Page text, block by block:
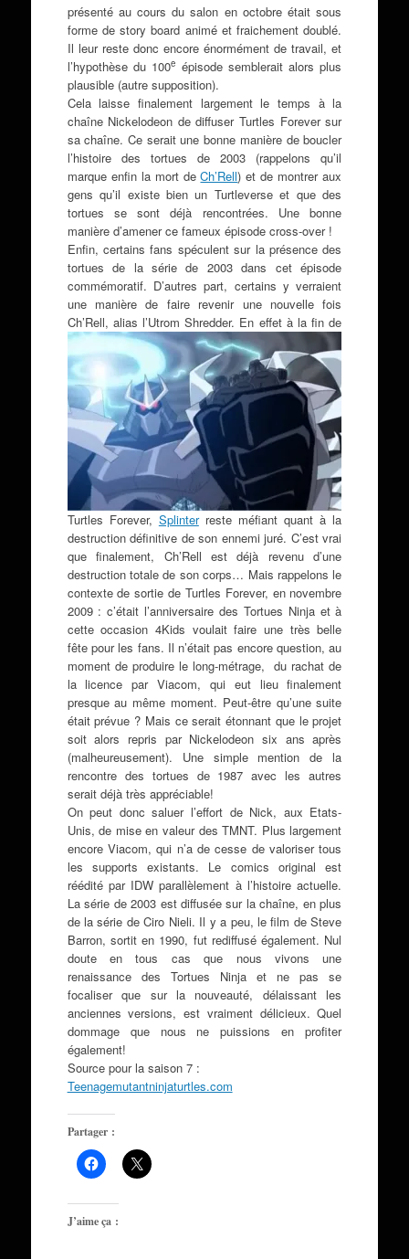
présenté au cours du salon en octobre était sous
forme de story board animé et fraichement doublé.
Il leur reste donc encore énormément de travail, et
l’hypothèse du 100e épisode semblerait alors plus
plausible (autre supposition).
Cela laisse finalement largement le temps à la
chaîne Nickelodeon de diffuser Turtles Forever sur
sa chaîne. Ce serait une bonne manière de boucler
l’histoire des tortues de 2003 (rappelons qu’il
marque enfin la mort deCh’Rell) et de montrer aux
gens qu’il existe bien un Turtleverse et que des
tortues se sont déjà rencontrées. Une bonne
manière d’amener ce fameux épisode cross-over !
Enfin, certains fans spéculent sur la présence des
tortues de la série de 2003 dans cet épisode
commémoratif. D’autres part, certains y verraient
une manière de faire revenir une nouvelle fois
Ch’Rell, alias l’Utrom Shredder. En effet à la fin de
Turtles Forever, Splinterreste méfiant quant à la
destruction définitive de son ennemi juré. C’est vrai
que finalement, Ch’Rell est déjà revenu d’une
destruction totale de son corps… Mais rappelons le
contexte de sortie de Turtles Forever, en novembre
2009 : c’était l’anniversaire des Tortues Ninja et à
cette occasion 4Kids voulait faire une très belle
fête pour les fans. Il n’était pas encore question, au
moment de produire le long-métrage, du rachat de
la licence par Viacom, qui eut lieu finalement
presque au même moment. Peut-être qu’une suite
était prévue ? Mais ce serait étonnant que le projet
soit alors repris par Nickelodeon six ans après
(malheureusement). Une simple mention de la
rencontre des tortues de 1987 avec les autres
serait déjà très appréciable!
On peut donc saluer l’effort de Nick, aux Etats-
Unis, de mise en valeur des TMNT. Plus largement
encore Viacom, qui n’a de cesse de valoriser tous
les supports existants. Le comics original est
réédité par IDW parallèlement à l’histoire actuelle.
La série de 2003 est diffusée sur la chaîne, en plus
de la série de Ciro Nieli. Il y a peu, le film de Steve
Barron, sortit en 1990, fut rediffusé également. Nul
doute en tous cas que nous vivons une
renaissance des Tortues Ninja et ne pas se
focaliser que sur la nouveauté, délaissant les
anciennes versions, est vraiment délicieux. Quel
dommage que nous ne puissions en profiter
également!
Source pour la saison 7 :
Teenagemutantninjaturtles.com
Partager :
J’aime ça :